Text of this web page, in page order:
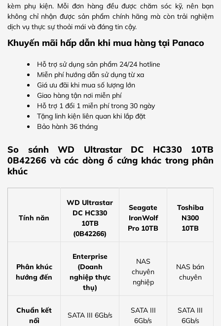
kèm phụ kiện. Mỗi đơn hàng đều được chăm sóc kỹ, nên bạn
không chỉ nhận được sản phẩm chính hãng mà còn trải nghiệm
dịch vụ thực sự thoải mái và đáng tin cậy.
Khuyến mãi hấp dẫn khi mua hàng tại Panaco
Hỗ trợ sử dụng sản phẩm 24/24 hotline
Miễn phí hướng dẫn sử dụng từ xa
Giá ưu đãi khi mua số lượng lớn
Giao hàng tận nơi miễn phí
Hỗ trợ 1 đổi 1 miễn phí trong 30 ngày
Tặng linh kiện liên quan khi lắp đặt
Bảo hành 36 tháng
So sánh WD Ultrastar DC HC330 10TB
0B42266 và các dòng ổ cứng khác trong phân
khúc
Tính năn
WD Ultrastar
DC HC330
10TB
(0B42266)
Seagate
IronWolf
Pro 10TB
Toshiba
N300
10TB
Phân khúc
hướng đến
Enterprise
(Doanh
nghiệp thực
thụ)
NAS
chuyên
nghiệp
NAS bán
chuyên
Chuẩn kết
nối
SATA III 6Gb/s
SATA III
6Gb/s
SATA III
6Gb/s